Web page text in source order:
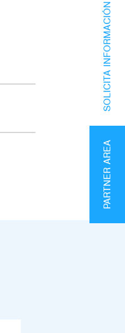
PARTNER AREA
SOLICITA INFORMACIÓN